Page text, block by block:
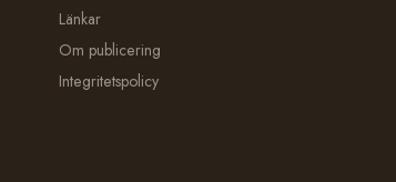
Länkar
Om publicering
Integritetspolicy